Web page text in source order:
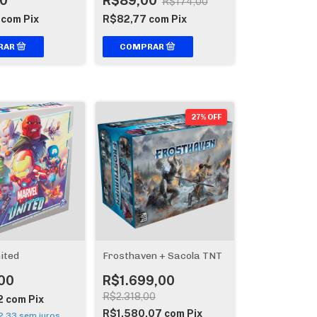
com Pix
R$82,77 com Pix
com Pix
27% OFF
Frosthaven + Sacola TNT
R$1.699,00
R$2.318,00
R$1.580,07 com Pix